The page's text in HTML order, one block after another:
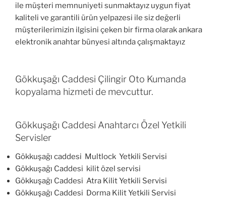
ile müşteri memnuniyeti sunmaktayız uygun fiyat
kaliteli ve garantili ürün yelpazesi ile siz değerli
müşterilerimizin ilgisini çeken bir firma olarak ankara
elektronik anahtar bünyesi altında çalışmaktayız
Gökkuşağı Caddesi Çilingir Oto Kumanda
kopyalama hizmeti de mevcuttur.
Gökkuşağı Caddesi Anahtarcı Özel Yetkili
Servisler
Gökkuşağı caddesi Multlock Yetkili Servisi
Gökkuşağı Caddesi kilit özel servisi
Gökkuşağı Caddesi Atra Kilit Yetkili Servisi
Gökkuşağı Caddesi Dorma Kilit Yetkili Servisi